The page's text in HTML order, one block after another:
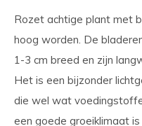
Rozet achtige plant met
hoog worden. De
1-3 cm breed en zijn
Het is een bijzonder
die wel wat
een goede groeiklimaat